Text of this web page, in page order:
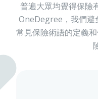
家電保養保險
普遍大眾均覺得保險
OneDegree，我們避
常見保險術語的定義